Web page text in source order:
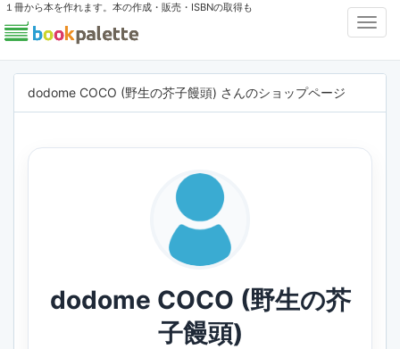
１冊から本を作れます。本の作成・販売・ISBNの取得も
dodome COCO (野生の芥子饅頭) さんのショップページ
dodome COCO (野生の芥
子饅頭)